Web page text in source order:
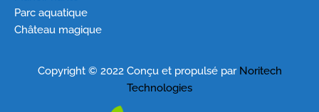
Parc aquatique
Château magique
Copyright © 2022 Conçu et propulsé par Noritech
Technologies